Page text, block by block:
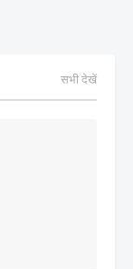
सभी देखें